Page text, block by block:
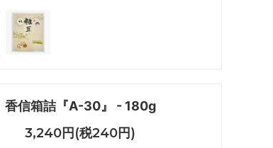
香信箱詰『A-30』 - 180g
3,240円(税240円)